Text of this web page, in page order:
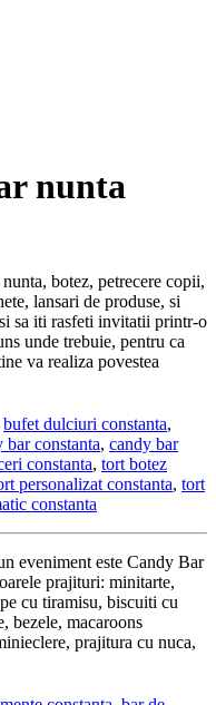
nunta
botez, petrecere copii,
lansari de produse, si
sa iti rasfeti invitatii printr-o
unde trebuie, pentru ca
va realiza povestea
bufet dulciuri constanta,
bar constanta, candy bar
constanta, tort botez
personalizat constanta, tort
constanta
eveniment este Candy Bar
prajituri: minitarte,
cu tiramisu, biscuiti cu
bezele, macaroons
prajitura cu nuca,